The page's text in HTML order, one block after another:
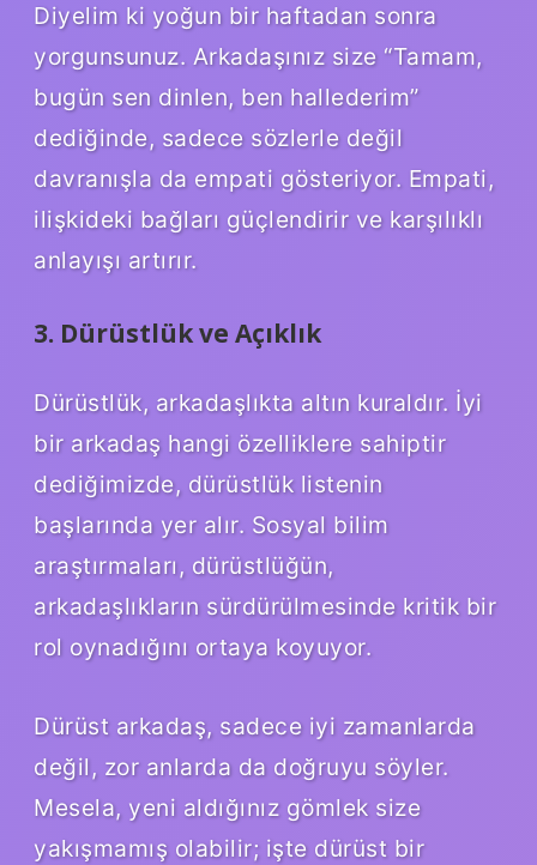
Diyelim ki yoğun bir haftadan sonra
yorgunsunuz. Arkadaşınız size “Tamam,
bugün sen dinlen, ben hallederim”
dediğinde, sadece sözlerle değil
davranışla da empati gösteriyor. Empati,
ilişkideki bağları güçlendirir ve karşılıklı
anlayışı artırır.
3. Dürüstlük ve Açıklık
Dürüstlük, arkadaşlıkta altın kuraldır. İyi
bir arkadaş hangi özelliklere sahiptir
dediğimizde, dürüstlük listenin
başlarında yer alır. Sosyal bilim
araştırmaları, dürüstlüğün,
arkadaşlıkların sürdürülmesinde kritik bir
rol oynadığını ortaya koyuyor.
Dürüst arkadaş, sadece iyi zamanlarda
değil, zor anlarda da doğruyu söyler.
Mesela, yeni aldığınız gömlek size
yakışmamış olabilir; işte dürüst bir